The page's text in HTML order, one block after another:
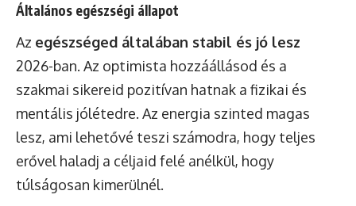
Általános egészségi állapot
Az egészséged általában stabil és jó lesz
2026-ban. Az optimista hozzáállásod és a
szakmai sikereid pozitívan hatnak a fizikai és
mentális jólétedre. Az energia szinted magas
lesz, ami lehetővé teszi számodra, hogy teljes
erővel haladj a céljaid felé anélkül, hogy
túlságosan kimerülnél.